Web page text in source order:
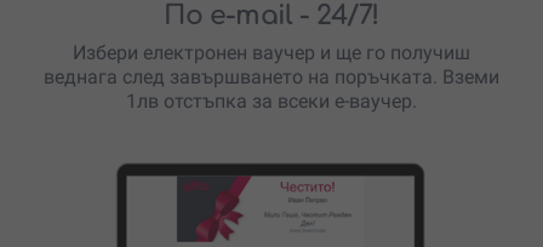
По e-mail - 24/7!
Избери електронен ваучер и ще го получиш
веднага след завършването на поръчката. Вземи
1лв отстъпка за всеки е-ваучер.